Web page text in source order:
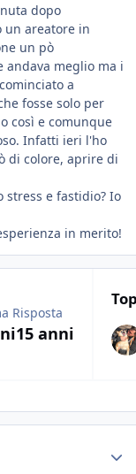
dopo
un areatore in
un pò
andava meglio ma i
a
fosse solo per
così e comunque
Infatti ieri l'ho
di colore, aprire di
e fastidio? Io
in merito!
Risposta
15 anni
overview